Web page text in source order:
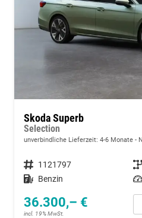
Skoda Superb
Selection
unverbindliche Lieferzeit: 4-6 Monate
Fahrzeugnummer 1121797 Getriebe
Kraftstoff Benzin Leistung
36.300,– €
incl. 19% MwSt.